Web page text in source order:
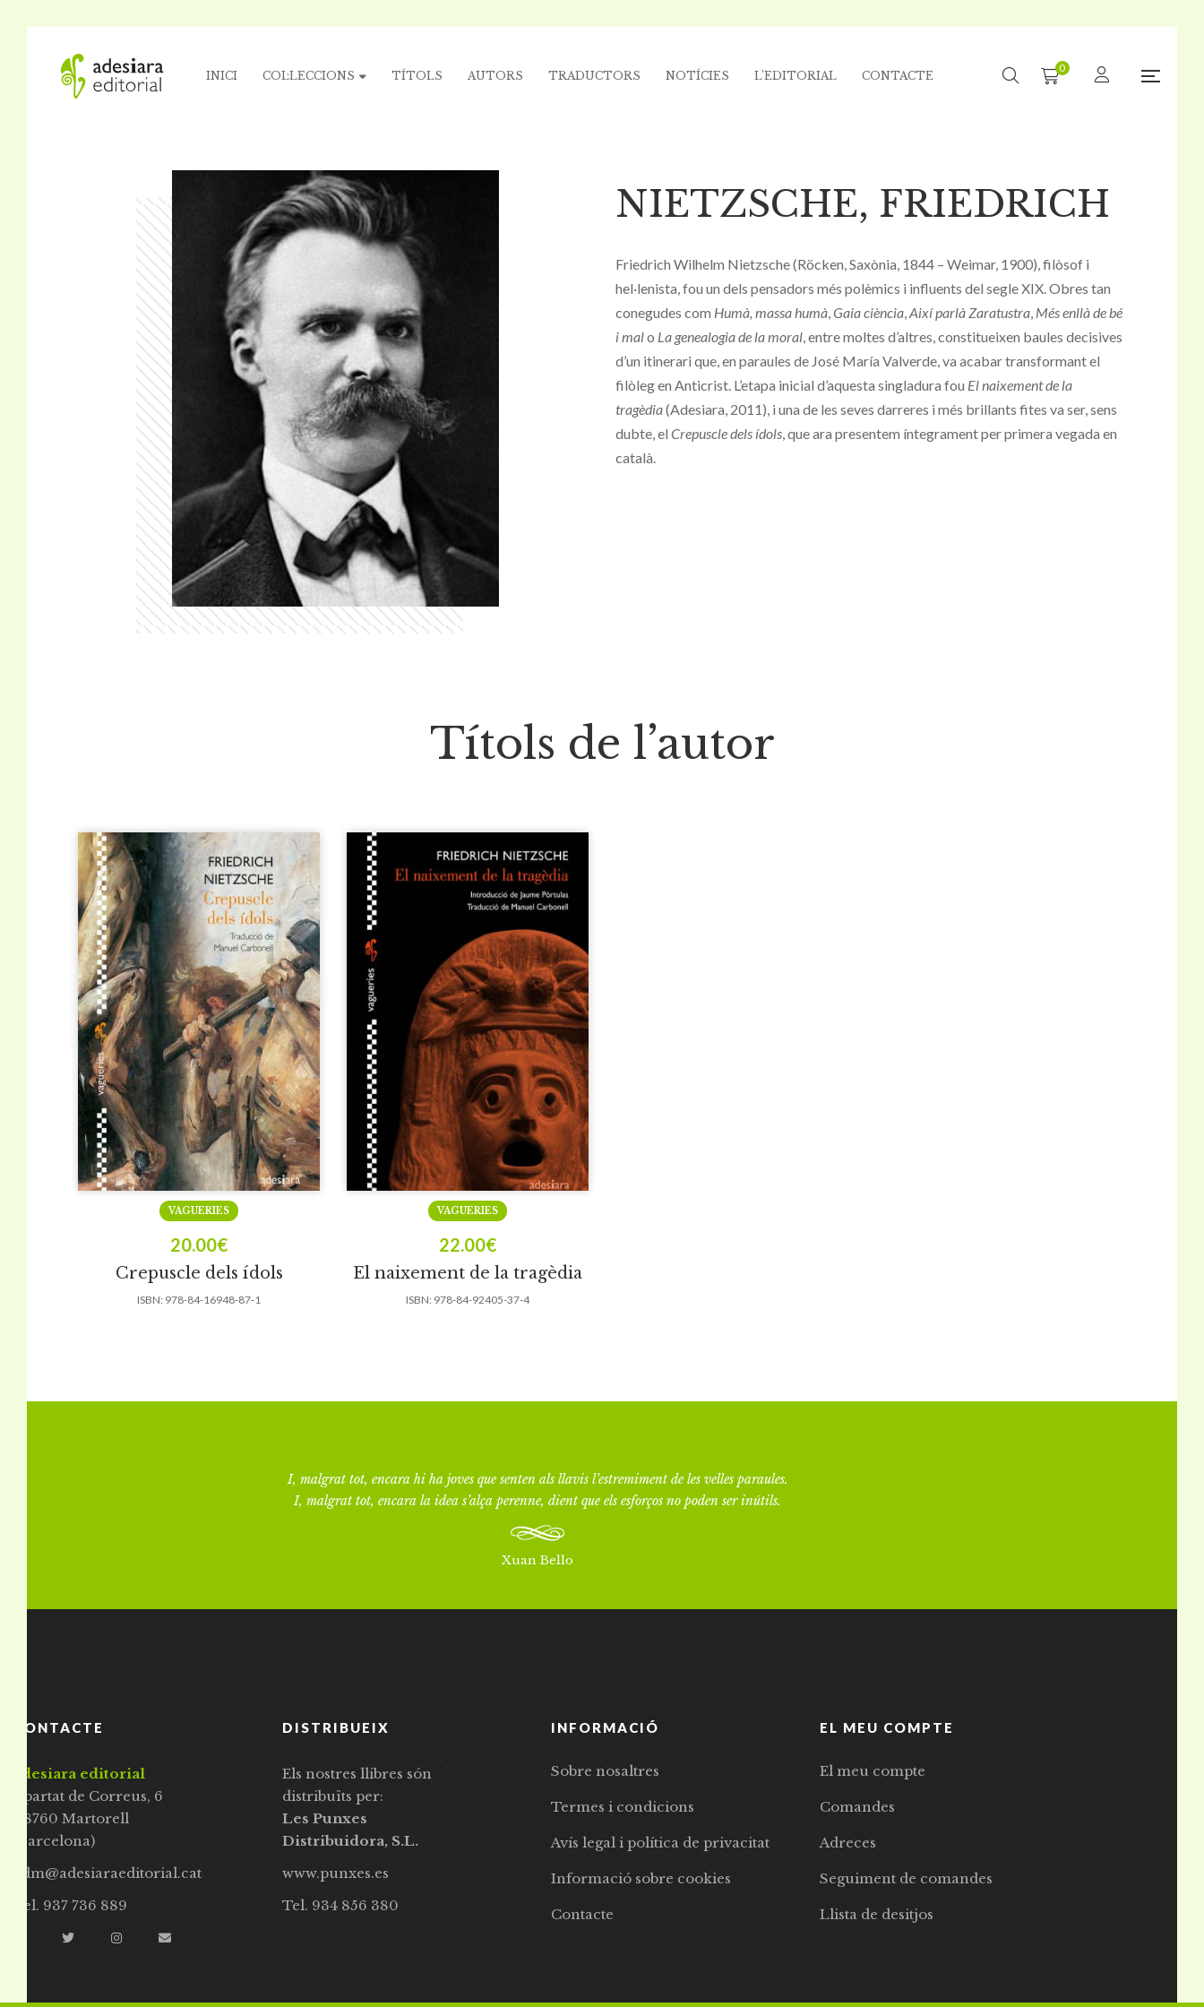
INICI COL·LECCIONS TÍTOLS AUTORS TRADUCTORS NOTÍCIES L’EDITORIAL CONTACTE
0
NIETZSCHE, FRIEDRICH
Friedrich Wilhelm Nietzsche (Röcken, Saxònia, 1844 – Weimar, 1900), filòsof i
hel·lenista, fou un dels pensadors més polèmics i influents del segle XIX. Obres tan
conegudes com Humà, massa humà,Gaia ciència,Així parlà Zaratustra, Més enllà de bé
i malo La genealogia de la moral, entre moltes d’altres, constitueixen baules decisives
d’un itinerari que, en paraules de José María Valverde, va acabar transformant el
filòleg en Anticrist. L’etapa inicial d’aquesta singladura fou El naixement de la
tragèdia(Adesiara, 2011), i una de les seves darreres i més brillants fites va ser, sens
dubte, el Crepuscle dels ídols, que ara presentem íntegrament per primera vegada en
català.
Títols de l’autor
Crepuscle dels ídols
VAGUERIES
20.00€
ISBN: 978-84-16948-87-1
El naixement de la tragèdia
VAGUERIES
22.00€
ISBN: 978-84-92405-37-4
I, malgrat tot, encara hi ha joves que senten als llavis l’estremiment de les velles paraules.
I, malgrat tot, encara la idea s’alça perenne, dient que els esforços no poden ser inútils.
Xuan Bello
CONTACTE
adesiara editorial
Apartat de Correus, 6
08760 Martorell
(Barcelona)
adm@adesiaraeditorial.cat
Tel. 937 736 889
DISTRIBUEIX
Els nostres llibres són
distribuïts per:
Les Punxes
Distribuidora, S.L.
www.punxes.es
Tel. 934 856 380
INFORMACIÓ
Sobre nosaltres
Termes i condicions
Avís legal i política de privacitat
Informació sobre cookies
Contacte
EL MEU COMPTE
El meu compte
Comandes
Adreces
Seguiment de comandes
Llista de desitjos